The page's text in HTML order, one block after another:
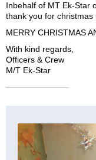
Inbehalf of MT Ek-Star
thank you for christmas
MERRY CHRISTMAS
With kind regards,
Officers & Crew
M/T Ek-Star